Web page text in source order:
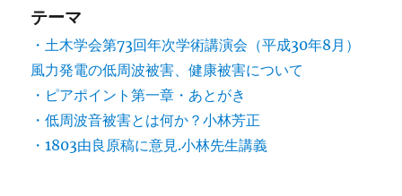
テーマ
・土木学会第73回年次学術講演会（平成30年8月）
風力発電の低周波被害、健康被害について
・ピアポイント第一章・あとがき
・低周波音被害とは何か？小林芳正
・1803由良原稿に意見.小林先生講義